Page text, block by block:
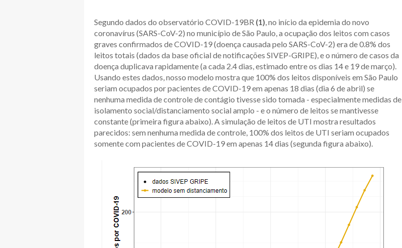
Segundo dados do observatório COVID-19BR (1), no início da epidemia do novo
coronavírus (SARS-CoV-2) no município de São Paulo, a ocupação dos leitos com casos
graves confirmados de COVID-19 (doença causada pelo SARS-CoV-2) era de 0.8% dos
leitos totais (dados da base oficial de notificações SIVEP-GRIPE), e o número de casos da
doença duplicava rapidamente (a cada 2.4 dias, estimado entre os dias 14 e 19 de março).
Usando estes dados, nosso modelo mostra que 100% dos leitos disponíveis em São Paulo
seriam ocupados por pacientes de COVID-19 em apenas 18 dias (dia 6 de abril) se
nenhuma medida de controle de contágio tivesse sido tomada - especialmente medidas de
isolamento social/distanciamento social amplo - e o número de leitos se mantivesse
constante (primeira figura abaixo). A simulação de leitos de UTI mostra resultados
parecidos: sem nenhuma medida de controle, 100% dos leitos de UTI seriam ocupados
somente com pacientes de COVID-19 em apenas 14 dias (segunda figura abaixo).